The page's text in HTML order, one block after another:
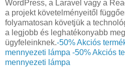
WordPress, a Laravel vagy a
a projekt követelményeitől
folyamatosan követjük a
a legjobb és leghatékonyabb
ügyfeleinknek.-50% Akciós
mennyezeti lámpa -50% Akciós
mennyezeti lámpa